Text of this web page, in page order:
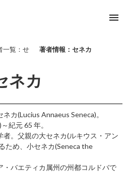
menu
一覧：せ 著者情報：セネカ
ネカ
カ(Lucius Annaeus Seneca)。
紀元 65 年。
。父親の大セネカ(ルキウス・アン
ため、小セネカ(Seneca the
・バエティカ属州の州都コルドバで